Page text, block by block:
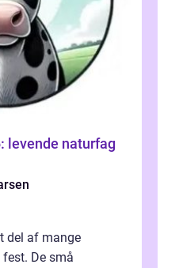
levende naturfag
del af mange
De små